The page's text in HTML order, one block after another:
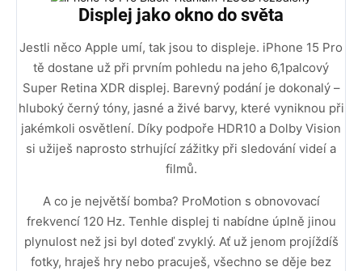
Displej jako okno do světa
Jestli něco Apple umí, tak jsou to displeje. iPhone 15 Pro
tě dostane už při prvním pohledu na jeho 6,1palcový
Super Retina XDR displej. Barevný podání je dokonalý –
hluboký černý tóny, jasné a živé barvy, které vyniknou při
jakémkoli osvětlení. Díky podpoře HDR10 a Dolby Vision
si užiješ naprosto strhující zážitky při sledování videí a
filmů.
A co je největší bomba? ProMotion s obnovovací
frekvencí 120 Hz. Tenhle displej ti nabídne úplně jinou
plynulost než jsi byl doteď zvyklý. Ať už jenom projíždíš
fotky, hraješ hry nebo pracuješ, všechno se děje bez